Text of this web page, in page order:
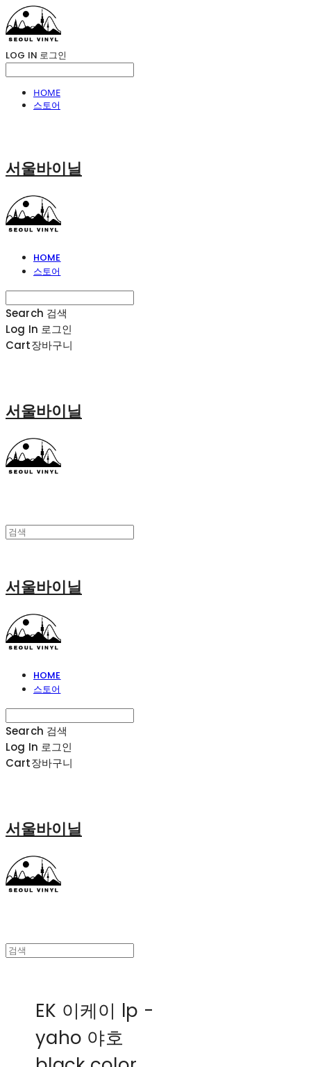
LOG IN 로그인
HOME
스토어
서울바이닐
HOME
스토어
Search 검색
Log In 로그인
Cart장바구니
서울바이닐
서울바이닐
HOME
스토어
Search 검색
Log In 로그인
Cart장바구니
서울바이닐
EK 이케이 lp -
yaho 야호